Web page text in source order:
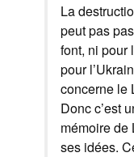
La
peut pas
font, ni pour
pour
concerne le
Donc c’est
mémoire de
ses idées.